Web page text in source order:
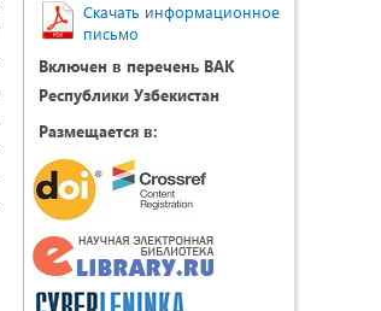
Скачать информационное
письмо
Включен в перечень ВАК
Республики Узбекистан
Размещается в: